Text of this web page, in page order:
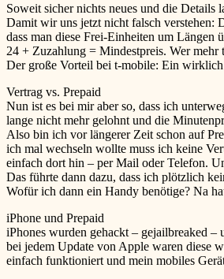
Soweit sicher nichts neues und die Details
Damit wir uns jetzt nicht falsch verstehen:
dass man diese Frei-Einheiten um Längen
24 + Zuzahlung = Mindestpreis. Wer mehr
Der große Vorteil bei t-mobile: Ein
Vertrag vs. Prepaid
Nun ist es bei mir aber so, dass ich
lange nicht mehr gelohnt und die
Also bin ich vor längerer Zeit schon auf
ich mal wechseln wollte muss ich keine
einfach dort hin – per Mail oder Telefon.
Das führte dann dazu, dass ich plötzlich
Wofür ich dann ein Handy benötige? Na
iPhone und Prepaid
iPhones wurden gehackt – gejailbreaked
bei jedem Update von Apple waren diese
einfach funktioniert und mein mobiles